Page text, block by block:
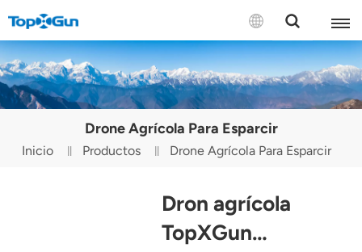
CONTÁCTENOS
English
Español
Português(Portugal)
Português(Brasil)
Drone Agrícola Para Esparcir
Inicio Productos Drone Agrícola Para Esparcir
Dron agrícola
TopXGun